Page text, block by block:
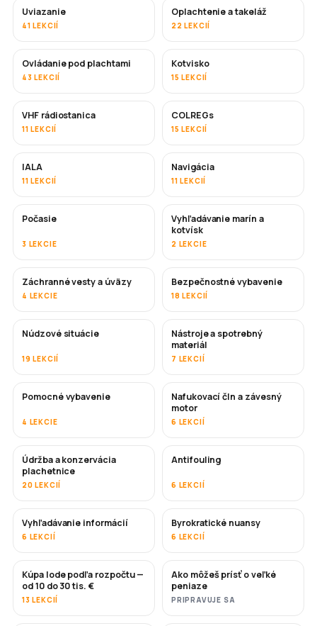
Uviazanie
41 LEKCIÍ
Oplachtenie a takeláž
22 LEKCIÍ
Ovládanie pod plachtami
43 LEKCIÍ
Kotvisko
15 LEKCIÍ
VHF rádiostanica
11 LEKCIÍ
COLREGs
15 LEKCIÍ
IALA
11 LEKCIÍ
Navigácia
11 LEKCIÍ
Počasie
3 LEKCIE
Vyhľadávanie marín a
kotvísk
2 LEKCIE
Záchranné vesty a úväzy
4 LEKCIE
Bezpečnostné vybavenie
18 LEKCIÍ
Núdzové situácie
19 LEKCIÍ
Nástroje a spotrebný
materiál
7 LEKCIÍ
Pomocné vybavenie
4 LEKCIE
Nafukovací čln a závesný
motor
6 LEKCIÍ
Údržba a konzervácia
plachetnice
20 LEKCIÍ
ČOSKORO
Antifouling
6 LEKCIÍ
Vyhľadávanie informácií
6 LEKCIÍ
Byrokratické nuansy
6 LEKCIÍ
ČOSKORO
Kúpa lode podľa rozpočtu —
od 10 do 30 tis. €
13 LEKCIÍ
ČOSKORO
Ako môžeš prísť o veľké
peniaze
PRIPRAVUJE SA